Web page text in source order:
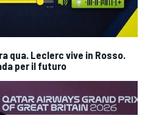
qua. Leclerc vive in Rosso.
per il futuro